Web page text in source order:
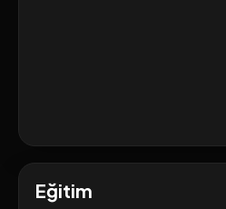
Eğitim